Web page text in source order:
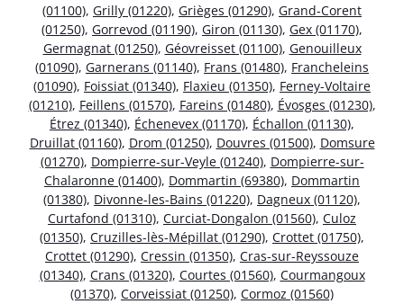
(01100), Grilly (01220), Grièges (01290), Grand-Corent
(01250), Gorrevod (01190), Giron (01130), Gex (01170),
Germagnat (01250), Géovreisset (01100), Genouilleux
(01090), Garnerans (01140), Frans (01480), Francheleins
(01090), Foissiat (01340), Flaxieu (01350), Ferney-Voltaire
(01210), Feillens (01570), Fareins (01480), Évosges (01230),
Étrez (01340), Échenevex (01170), Échallon (01130),
Druillat (01160), Drom (01250), Douvres (01500), Domsure
(01270), Dompierre-sur-Veyle (01240), Dompierre-sur-
Chalaronne (01400), Dommartin (69380), Dommartin
(01380), Divonne-les-Bains (01220), Dagneux (01120),
Curtafond (01310), Curciat-Dongalon (01560), Culoz
(01350), Cruzilles-lès-Mépillat (01290), Crottet (01750),
Crottet (01290), Cressin (01350), Cras-sur-Reyssouze
(01340), Crans (01320), Courtes (01560), Courmangoux
(01370), Corveissiat (01250), Cormoz (01560)